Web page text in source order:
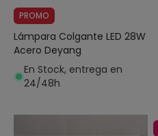
PROMO
Lámpara Colgante LED 28W
Acero Deyang
En Stock, entrega en
24/48h